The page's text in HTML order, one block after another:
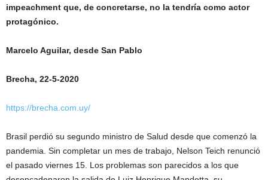
impeachment que, de concretarse, no la tendría como actor
protagónico.
Marcelo Aguilar, desde San Pablo
Brecha, 22-5-2020
https://brecha.com.uy/
Brasil perdió su segundo ministro de Salud desde que comenzó la
pandemia. Sin completar un mes de trabajo, Nelson Teich renunció
el pasado viernes 15. Los problemas son parecidos a los que